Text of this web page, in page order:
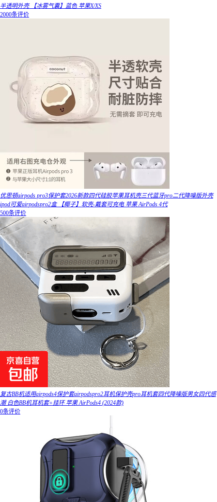
半透明外壳 【冰雾气囊】蓝色 苹果X/XS
2000条评价
优思顿airpods pro3保护套2026新款四代硅胶苹果耳机壳三代蓝牙pro二代降噪版外壳
ipod可爱airpodspro2盒 【椰子】软壳-戴套可充电 苹果 AirPods 4代
500条评价
复古BB机适用airpods4保护套airpodspro2耳机保护壳pro耳机套四代降噪版男女四代感
潮 白色BB机耳机套+挂环 苹果 AirPods4 (2024款)
0条评价